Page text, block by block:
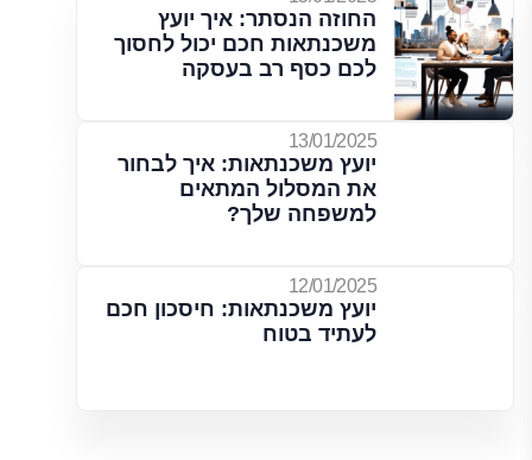
החוזה הנסתר: איך יועץ
משכנתאות חכם יכול לחסוך
לכם כסף רב בעסקה
13/01/2025
יועץ משכנתאות: איך לבחור
את המסלול המתאים
למשפחה שלך?
12/01/2025
יועץ משכנתאות: חיסכון חכם
לעתיד בטוח